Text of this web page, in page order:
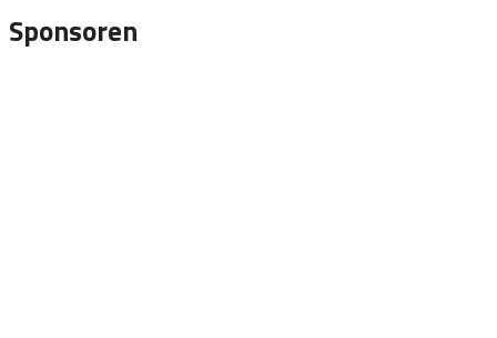
Sponsoren